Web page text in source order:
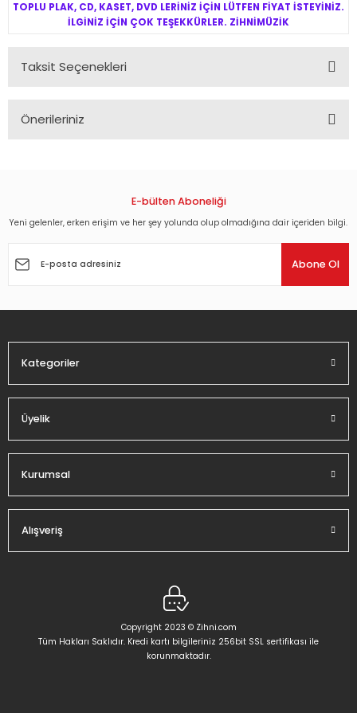
TOPLU PLAK, CD, KASET, DVD LERİNİZ İÇİN LÜTFEN FİYAT İSTEYİNİZ.
İLGİNİZ İÇİN ÇOK TEŞEKKÜRLER. ZİHNİMÜZİK
Taksit Seçenekleri
Önerileriniz
Görüş ve önerileriniz için teşekkür ederiz.
Ürün açıklamasında eksik bilgiler bulunuyor.
E-bülten Aboneliği
Yeni gelenler, erken erişim ve her şey yolunda olup olmadığına dair içeriden bilgi.
Abone Ol
Kategoriler
Üyelik
Kurumsal
Alışveriş
Copyright 2023 © Zihni.com
Tüm Hakları Saklıdır. Kredi kartı bilgileriniz 256bit SSL sertifikası ile
korunmaktadır.